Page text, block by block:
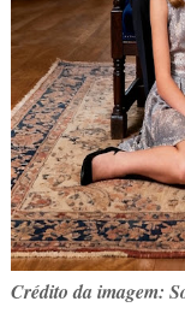
Crédito da imagem: